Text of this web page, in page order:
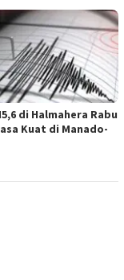
di Halmahera Rabu
Kuat di Manado-